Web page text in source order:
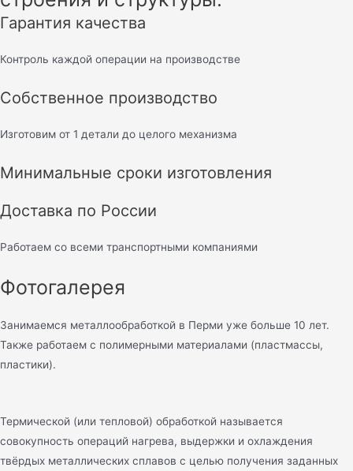
Гарантия качества
Контроль каждой операции на производстве
Собственное производство
Изготовим от 1 детали до целого механизма
Минимальные сроки изготовления
Доставка по России
Работаем со всеми транспортными компаниями
Фотогалерея
Занимаемся металлообработкой в Перми уже больше 10 лет.
Также работаем с полимерными материалами (пластмассы,
пластики).
Термической (или тепловой) обработкой называется
совокупность операций нагрева, выдержки и охлаждения
твёрдых металлических сплавов с целью получения заданных